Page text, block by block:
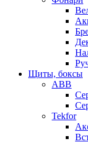
Щиты, боксы
ABB
Tekfor